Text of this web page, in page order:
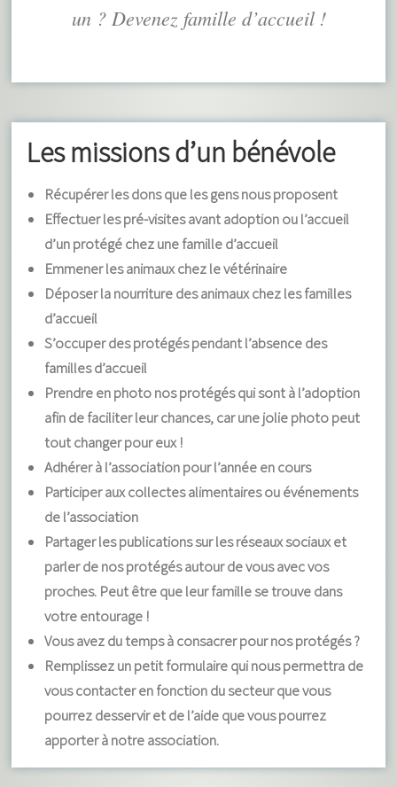
un ? Devenez famille d’accueil !
Les missions d’un bénévole
Récupérer les dons que les gens nous proposent
Effectuer les pré-visites avant adoption ou l’accueil
d’un protégé chez une famille d’accueil
Emmener les animaux chez le vétérinaire
Déposer la nourriture des animaux chez les familles
d’accueil
S’occuper des protégés pendant l’absence des
familles d’accueil
Prendre en photo nos protégés qui sont à l’adoption
afin de faciliter leur chances, car une jolie photo peut
tout changer pour eux !
Adhérer à l’association pour l’année en cours
Participer aux collectes alimentaires ou événements
de l’association
Partager les publications sur les réseaux sociaux et
parler de nos protégés autour de vous avec vos
proches. Peut être que leur famille se trouve dans
votre entourage !
Vous avez du temps à consacrer pour nos protégés ?
Remplissez un petit formulaire qui nous permettra de
vous contacter en fonction du secteur que vous
pourrez desservir et de l’aide que vous pourrez
apporter à notre association.